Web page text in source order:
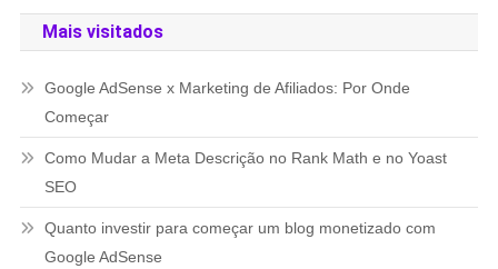
Mais visitados
Google AdSense x Marketing de Afiliados: Por Onde
Começar
Como Mudar a Meta Descrição no Rank Math e no Yoast
SEO
Quanto investir para começar um blog monetizado com
Google AdSense